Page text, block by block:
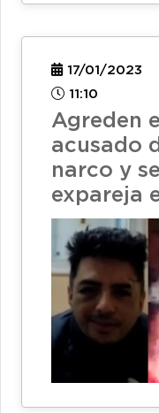
17/01/2023
11:10
Agreden
acusado
narco y
expareja